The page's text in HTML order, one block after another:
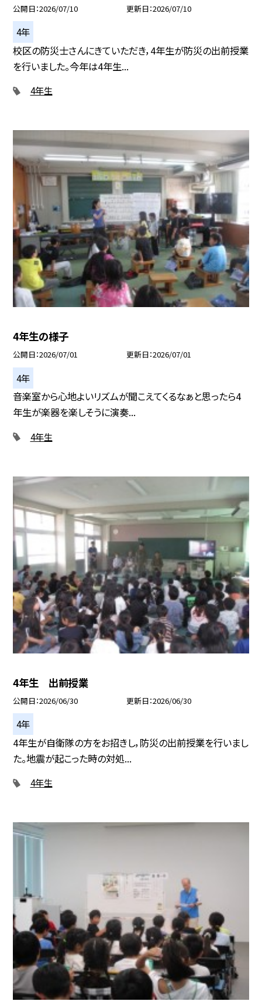
公開日 2026/07/10 更新日 2026/07/10
4年
校区の防災士さんにきていただき，4年生が防災の出前授業
を行いました。今年は4年生...
4年生
4年生の様子
公開日 2026/07/01 更新日 2026/07/01
4年
音楽室から心地よいリズムが聞こえてくるなぁと思ったら4
年生が楽器を楽しそうに演奏...
4年生
4年生 出前授業
公開日 2026/06/30 更新日 2026/06/30
4年
4年生が自衛隊の方をお招きし，防災の出前授業を行いまし
た。地震が起こった時の対処...
4年生